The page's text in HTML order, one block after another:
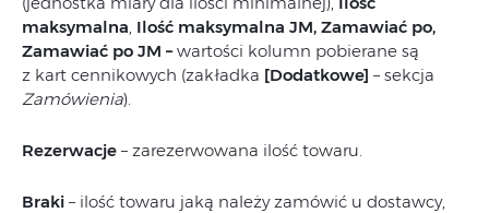
maksymalna Ilość maksymalna JM, Zamawiać po,
Zamawiać po JM – wartości kolumn pobierane są
z kart cennikowych (zakładka [Dodatkowe] – sekcja
Zamówienia).
Rezerwacje – zarezerwowana ilość towaru.
Braki – ilość towaru jaką należy zamówić u dostawcy,